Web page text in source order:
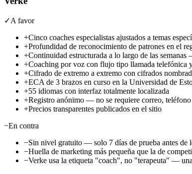
✓A favor
+Cinco coaches especialistas ajustados a temas
+Profundidad de reconocimiento de patrones en el
+Continuidad estructurada a lo largo de las
+Coaching por voz con flujo tipo llamada telefónica
+Cifrado de extremo a extremo con cifrados
+ECA de 3 brazos en curso en la Universidad de
+55 idiomas con interfaz totalmente localizada
+Registro anónimo — no se requiere correo, teléfono
+Precios transparentes publicados en el sitio
−En contra
−Sin nivel gratuito — solo 7 días de prueba antes de
−Huella de marketing más pequeña que la de
−Verke usa la etiqueta "coach", no "terapeuta" —